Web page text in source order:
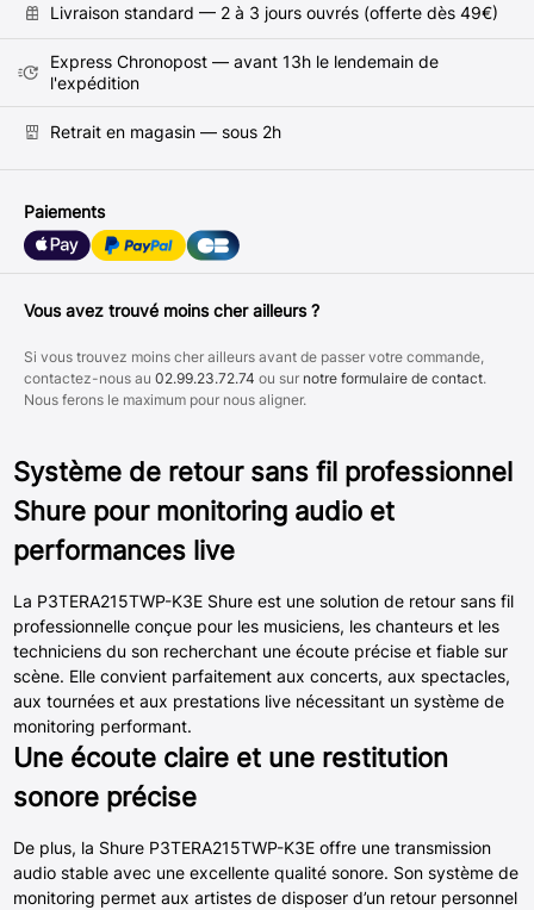
Livraison standard — 2 à 3 jours ouvrés (offerte dès 49€)
Express Chronopost — avant 13h le lendemain de
l'expédition
Retrait en magasin — sous 2h
Paiements
Vous avez trouvé moins cher ailleurs ?
Si vous trouvez moins cher ailleurs avant de passer votre commande,
contactez-nous au 02.99.23.72.74 ou sur notre formulaire de contact.
Nous ferons le maximum pour nous aligner.
Système de retour sans fil professionnel
Shure pour monitoring audio et
performances live
La P3TERA215TWP-K3E Shure est une solution de retour sans fil
professionnelle conçue pour les musiciens, les chanteurs et les
techniciens du son recherchant une écoute précise et fiable sur
scène. Elle convient parfaitement aux concerts, aux spectacles,
aux tournées et aux prestations live nécessitant un système de
monitoring performant.
Une écoute claire et une restitution
sonore précise
De plus, la Shure P3TERA215TWP-K3E offre une transmission
audio stable avec une excellente qualité sonore. Son système de
monitoring permet aux artistes de disposer d’un retour personnel